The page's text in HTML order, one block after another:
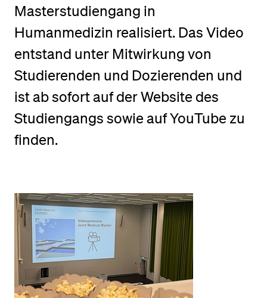
Masterstudiengang in
Humanmedizin realisiert. Das Video
entstand unter Mitwirkung von
Studierenden und Dozierenden und
ist ab sofort auf der Website des
Studiengangs sowie auf YouTube zu
finden.
Vorlesungsverzeichnis
Bibliothek
Sportangebot
Menuplan Mensa
Anmeldung und Zulassung